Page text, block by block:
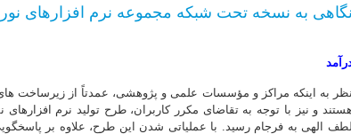
نگاهی به نسخه تحت شبکه مجموعه نرم افزارهای نور
نظر به اینکه مراکز و مؤسسات علمی و پژوهشی، عمدتاً از زیرساخت
هستند و نیز با توجه به تقاضای مکرر کاربران، طرح تولید نرم
لطف الهی به فرجام رسید. با عملیاتی شدن این طرح، علاوه بر